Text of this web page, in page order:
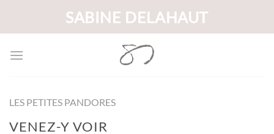
contenu
SABINE DELAHAUT
LES PETITES PANDORES
VENEZ-Y VOIR